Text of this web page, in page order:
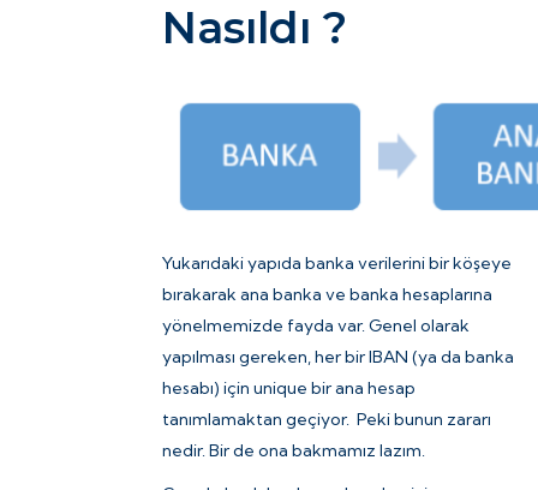
Nasıldı ?
Yukarıdaki yapıda banka verilerini bir köşeye
bırakarak ana banka ve banka hesaplarına
yönelmemizde fayda var. Genel olarak
yapılması gereken, her bir IBAN (ya da banka
hesabı) için unique bir ana hesap
tanımlamaktan geçiyor. Peki bunun zararı
nedir. Bir de ona bakmamız lazım.